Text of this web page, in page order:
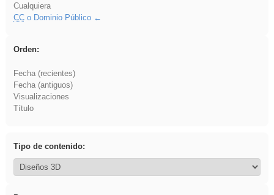
Cualquiera
CCo Dominio Público
Orden:
Fecha (recientes)
Fecha (antiguos)
Visualizaciones
Título
Tipo de contenido: